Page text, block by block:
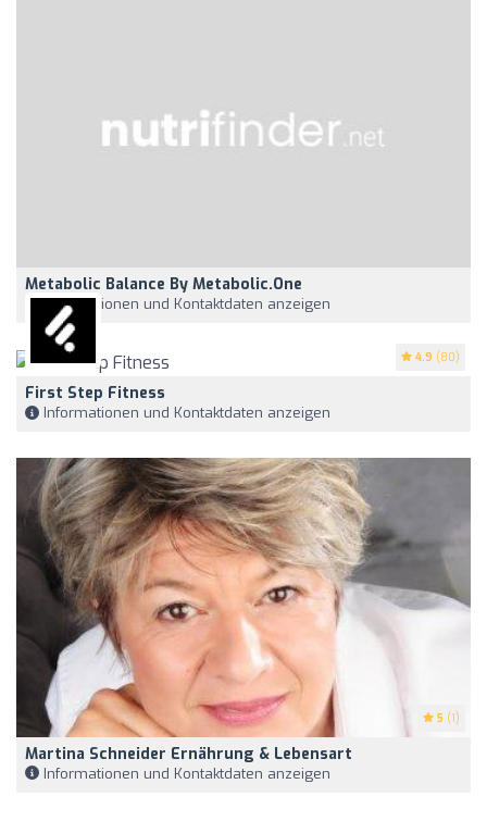
Metabolic Balance By Metabolic.one
Informationen und Kontaktdaten anzeigen
4.9 (80)
First Step Fitness
Informationen und Kontaktdaten anzeigen
5 (1)
Martina Schneider Ernährung & Lebensart
Informationen und Kontaktdaten anzeigen